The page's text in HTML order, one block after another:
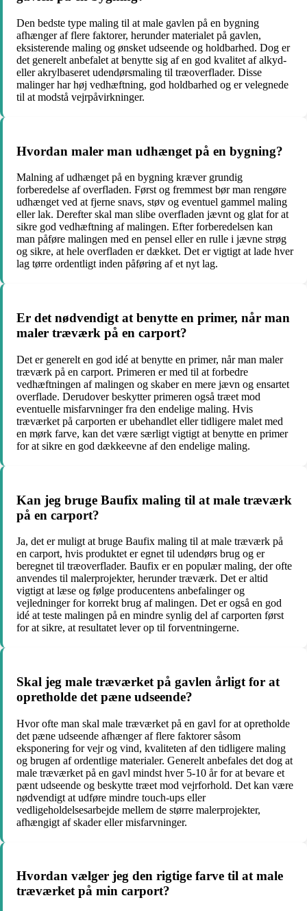
Den bedste type maling til at male gavlen på en bygning
afhænger af flere faktorer, herunder materialet på gavlen,
eksisterende maling og ønsket udseende og holdbarhed. Dog er
det generelt anbefalet at benytte sig af en god kvalitet af alkyd-
eller akrylbaseret udendørsmaling til træoverflader. Disse
malinger har høj vedhæftning, god holdbarhed og er velegnede
til at modstå vejrpåvirkninger.
Hvordan maler man udhænget på en bygning?
Malning af udhænget på en bygning kræver grundig
forberedelse af overfladen. Først og fremmest bør man rengøre
udhænget ved at fjerne snavs, støv og eventuel gammel maling
eller lak. Derefter skal man slibe overfladen jævnt og glat for at
sikre god vedhæftning af malingen. Efter forberedelsen kan
man påføre malingen med en pensel eller en rulle i jævne strøg
og sikre, at hele overfladen er dækket. Det er vigtigt at lade hver
lag tørre ordentligt inden påføring af et nyt lag.
Er det nødvendigt at benytte en primer, når man
maler træværk på en carport?
Det er generelt en god idé at benytte en primer, når man maler
træværk på en carport. Primeren er med til at forbedre
vedhæftningen af malingen og skaber en mere jævn og ensartet
overflade. Derudover beskytter primeren også træet mod
eventuelle misfarvninger fra den endelige maling. Hvis
træværket på carporten er ubehandlet eller tidligere malet med
en mørk farve, kan det være særligt vigtigt at benytte en primer
for at sikre en god dækkeevne af den endelige maling.
Kan jeg bruge Baufix maling til at male træværk
på en carport?
Ja, det er muligt at bruge Baufix maling til at male træværk på
en carport, hvis produktet er egnet til udendørs brug og er
beregnet til træoverflader. Baufix er en populær maling, der ofte
anvendes til malerprojekter, herunder træværk. Det er altid
vigtigt at læse og følge producentens anbefalinger og
vejledninger for korrekt brug af malingen. Det er også en god
idé at teste malingen på en mindre synlig del af carporten først
for at sikre, at resultatet lever op til forventningerne.
Skal jeg male træværket på gavlen årligt for at
opretholde det pæne udseende?
Hvor ofte man skal male træværket på en gavl for at opretholde
det pæne udseende afhænger af flere faktorer såsom
eksponering for vejr og vind, kvaliteten af den tidligere maling
og brugen af ordentlige materialer. Generelt anbefales det dog at
male træværket på en gavl mindst hver 5-10 år for at bevare et
pænt udseende og beskytte træet mod vejrforhold. Det kan være
nødvendigt at udføre mindre touch-ups eller
vedligeholdelsesarbejde mellem de større malerprojekter,
afhængigt af skader eller misfarvninger.
Hvordan vælger jeg den rigtige farve til at male
træværket på min carport?